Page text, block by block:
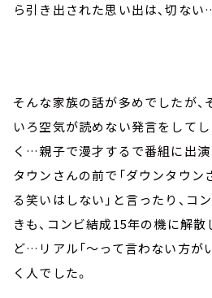
ら引き出された思い出は、切ない
そんな家族の話が多めでしたが
いろ空気が読めない発言をして
く…親子で漫才するで番組に出演
タウンさんの前で「ダウンタウ
る笑いはしない」と言ったり、コ
きも、コンビ結成15年の機に解散
ど…リアル「～って言わない方が
く人でした。